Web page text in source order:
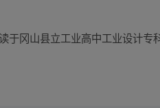
冈山县立工业高中工业设计